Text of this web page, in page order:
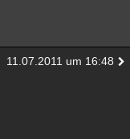
11.07.2011 um 16:48